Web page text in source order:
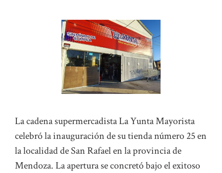
La cadena supermercadista La Yunta Mayorista
celebró la inauguración de su tienda número 25 en
la localidad de San Rafael en la provincia de
Mendoza. La apertura se concretó bajo el exitoso